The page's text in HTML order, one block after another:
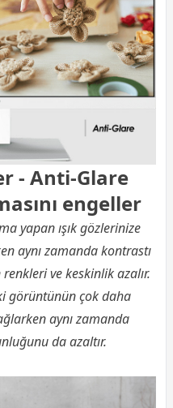
- Anti-Glare
engeller
yapan ışık gözlerinize
aynı zamanda kontrastı
ve keskinlik azalır.
görüntünün çok daha
aynı zamanda
da azaltır.